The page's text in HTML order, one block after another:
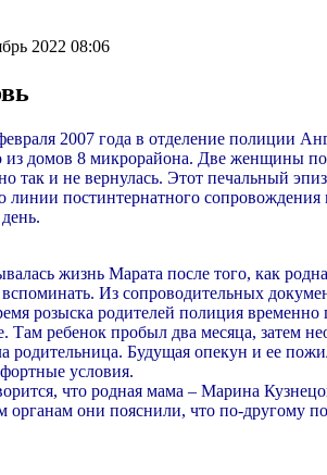
2022 08:06
2007 года в отделение полиции
из домов 8 микрорайона. Две женщины
так и не вернулась. Этот печальный
линии постинтернатного
жизнь Марата после того, как
Из сопроводительных
розыска родителей полиция
Там ребенок пробыл два месяца, затем
родительница. Будущая опекун и ее
условия.
что родная мама – Марина
они пояснили, что по-другому